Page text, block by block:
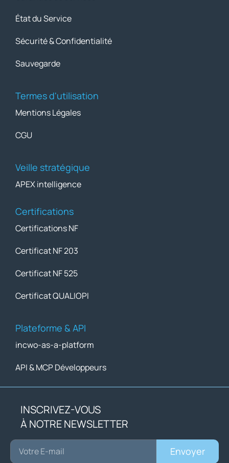
État du Service
Sécurité & Confidentialité
Sauvegarde
Termes d'utilisation
Mentions Légales
CGU
Veille stratégique
APEX intelligence
Certifications
Certifications NF
Certificat NF 203
Certificat NF 525
Certificat QUALIOPI
Plateforme & API
incwo-as-a-platform
API & MCP Développeurs
INSCRIVEZ-VOUS
À NOTRE NEWSLETTER
Envoyer